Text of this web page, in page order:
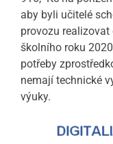
aby byli učitelé
provozu
školního roku
potřeby
nemají technické
výuky.